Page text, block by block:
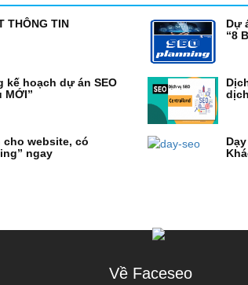
THÔNG TIN
Dự
“8
kế hoạch dự án SEO
MỚI”
website, có
ngay
Về Faceseo